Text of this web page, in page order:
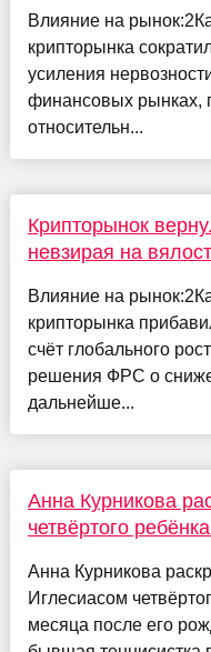
Влияние на
крипторынка
усиления
финансовых рынках,
относительн...
Крипторынок
невзирая на
Влияние на
крипторынка
счёт глобального
решения ФРС о
дальнейше...
Анна Курникова
четвёртого
Анна Курникова
Иглесиасом
месяца после его